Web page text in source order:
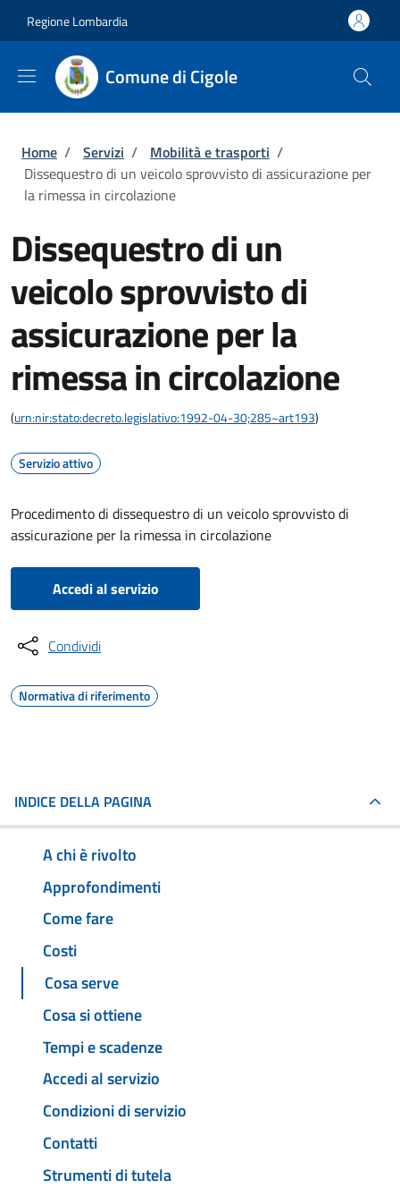
Regione Lombardia
Comune di Cigole
Briciole di pane
Home / Servizi / Mobilità e trasporti /
Dissequestro di un veicolo sprovvisto di assicurazione per
la rimessa in circolazione
Dissequestro di un
veicolo sprovvisto di
assicurazione per la
rimessa in circolazione
(urn:nir:stato:decreto.legislativo:1992-04-30;285~art193)
Servizio attivo
Procedimento di dissequestro di un veicolo sprovvisto di
assicurazione per la rimessa in circolazione
Accedi al servizio
Condividi
Normativa di riferimento
INDICE DELLA PAGINA
A chi è rivolto
Approfondimenti
Come fare
Costi
Cosa serve
Cosa si ottiene
Tempi e scadenze
Accedi al servizio
Condizioni di servizio
Contatti
Strumenti di tutela